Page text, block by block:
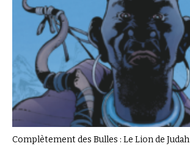
Complètement des Bulles : Le Lion de Judah